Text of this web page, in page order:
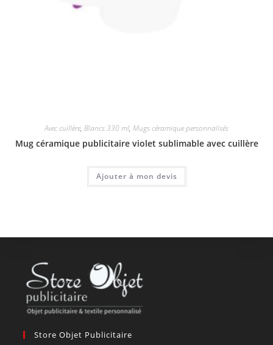
Avec cuillère, Blancs 330 ml, Mugs céramique personnalisés
Mug céramique publicitaire violet sublimable avec cuillère
Ajouter à mon devis
Store Objet Publicitaire